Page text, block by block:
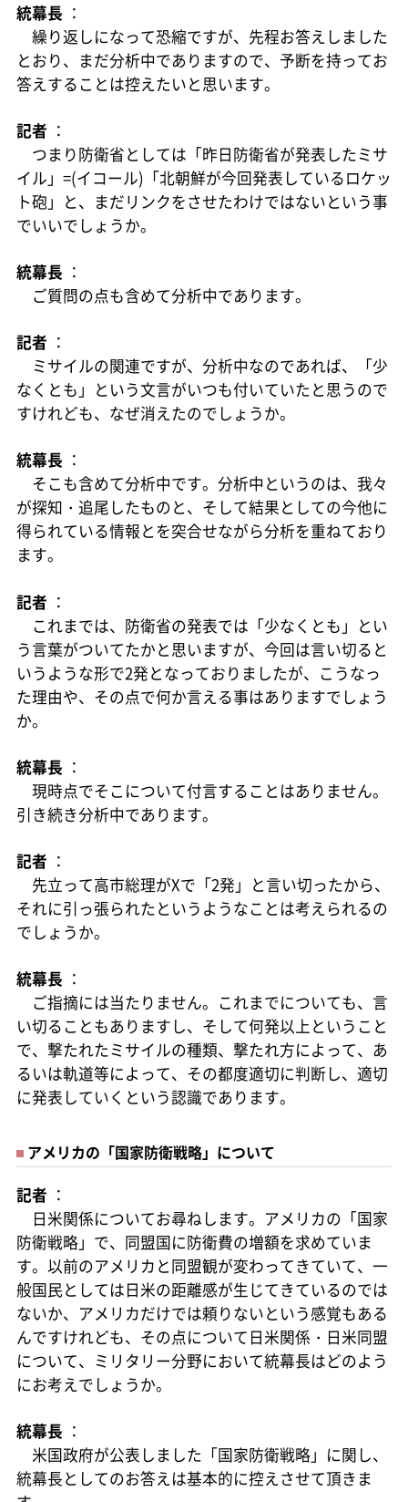
統幕長 ：
繰り返しになって恐縮ですが、先程お答えしました
とおり、まだ分析中でありますので、予断を持ってお
答えすることは控えたいと思います。
記者 ：
つまり防衛省としては「昨日防衛省が発表したミサ
イル」=(イコール)「北朝鮮が今回発表しているロケッ
ト砲」と、まだリンクをさせたわけではないという事
でいいでしょうか。
統幕長 ：
ご質問の点も含めて分析中であります。
記者 ：
ミサイルの関連ですが、分析中なのであれば、「少
なくとも」という文言がいつも付いていたと思うので
すけれども、なぜ消えたのでしょうか。
統幕長 ：
そこも含めて分析中です。分析中というのは、我々
が探知・追尾したものと、そして結果としての今他に
得られている情報とを突合せながら分析を重ねており
ます。
記者 ：
これまでは、防衛省の発表では「少なくとも」とい
う言葉がついてたかと思いますが、今回は言い切ると
いうような形で2発となっておりましたが、こうなっ
た理由や、その点で何か言える事はありますでしょう
か。
統幕長 ：
現時点でそこについて付言することはありません。
引き続き分析中であります。
記者 ：
先立って高市総理がXで「2発」と言い切ったから、
それに引っ張られたというようなことは考えられるの
でしょうか。
統幕長 ：
ご指摘には当たりません。これまでについても、言
い切ることもありますし、そして何発以上ということ
で、撃たれたミサイルの種類、撃たれ方によって、あ
るいは軌道等によって、その都度適切に判断し、適切
に発表していくという認識であります。
アメリカの「国家防衛戦略」について
記者 ：
日米関係についてお尋ねします。アメリカの「国家
防衛戦略」で、同盟国に防衛費の増額を求めていま
す。以前のアメリカと同盟観が変わってきていて、一
般国民としては日米の距離感が生じてきているのでは
ないか、アメリカだけでは頼りないという感覚もある
んですけれども、その点について日米関係・日米同盟
について、ミリタリー分野において統幕長はどのよう
にお考えでしょうか。
統幕長 ：
米国政府が公表しました「国家防衛戦略」に関し、
統幕長としてのお答えは基本的に控えさせて頂きま